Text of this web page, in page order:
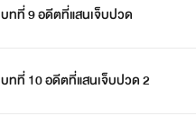
บทที่ 9 อดีตที่แสนเจ็บปวด
บทที่ 10 อดีตที่แสนเจ็บปวด 2